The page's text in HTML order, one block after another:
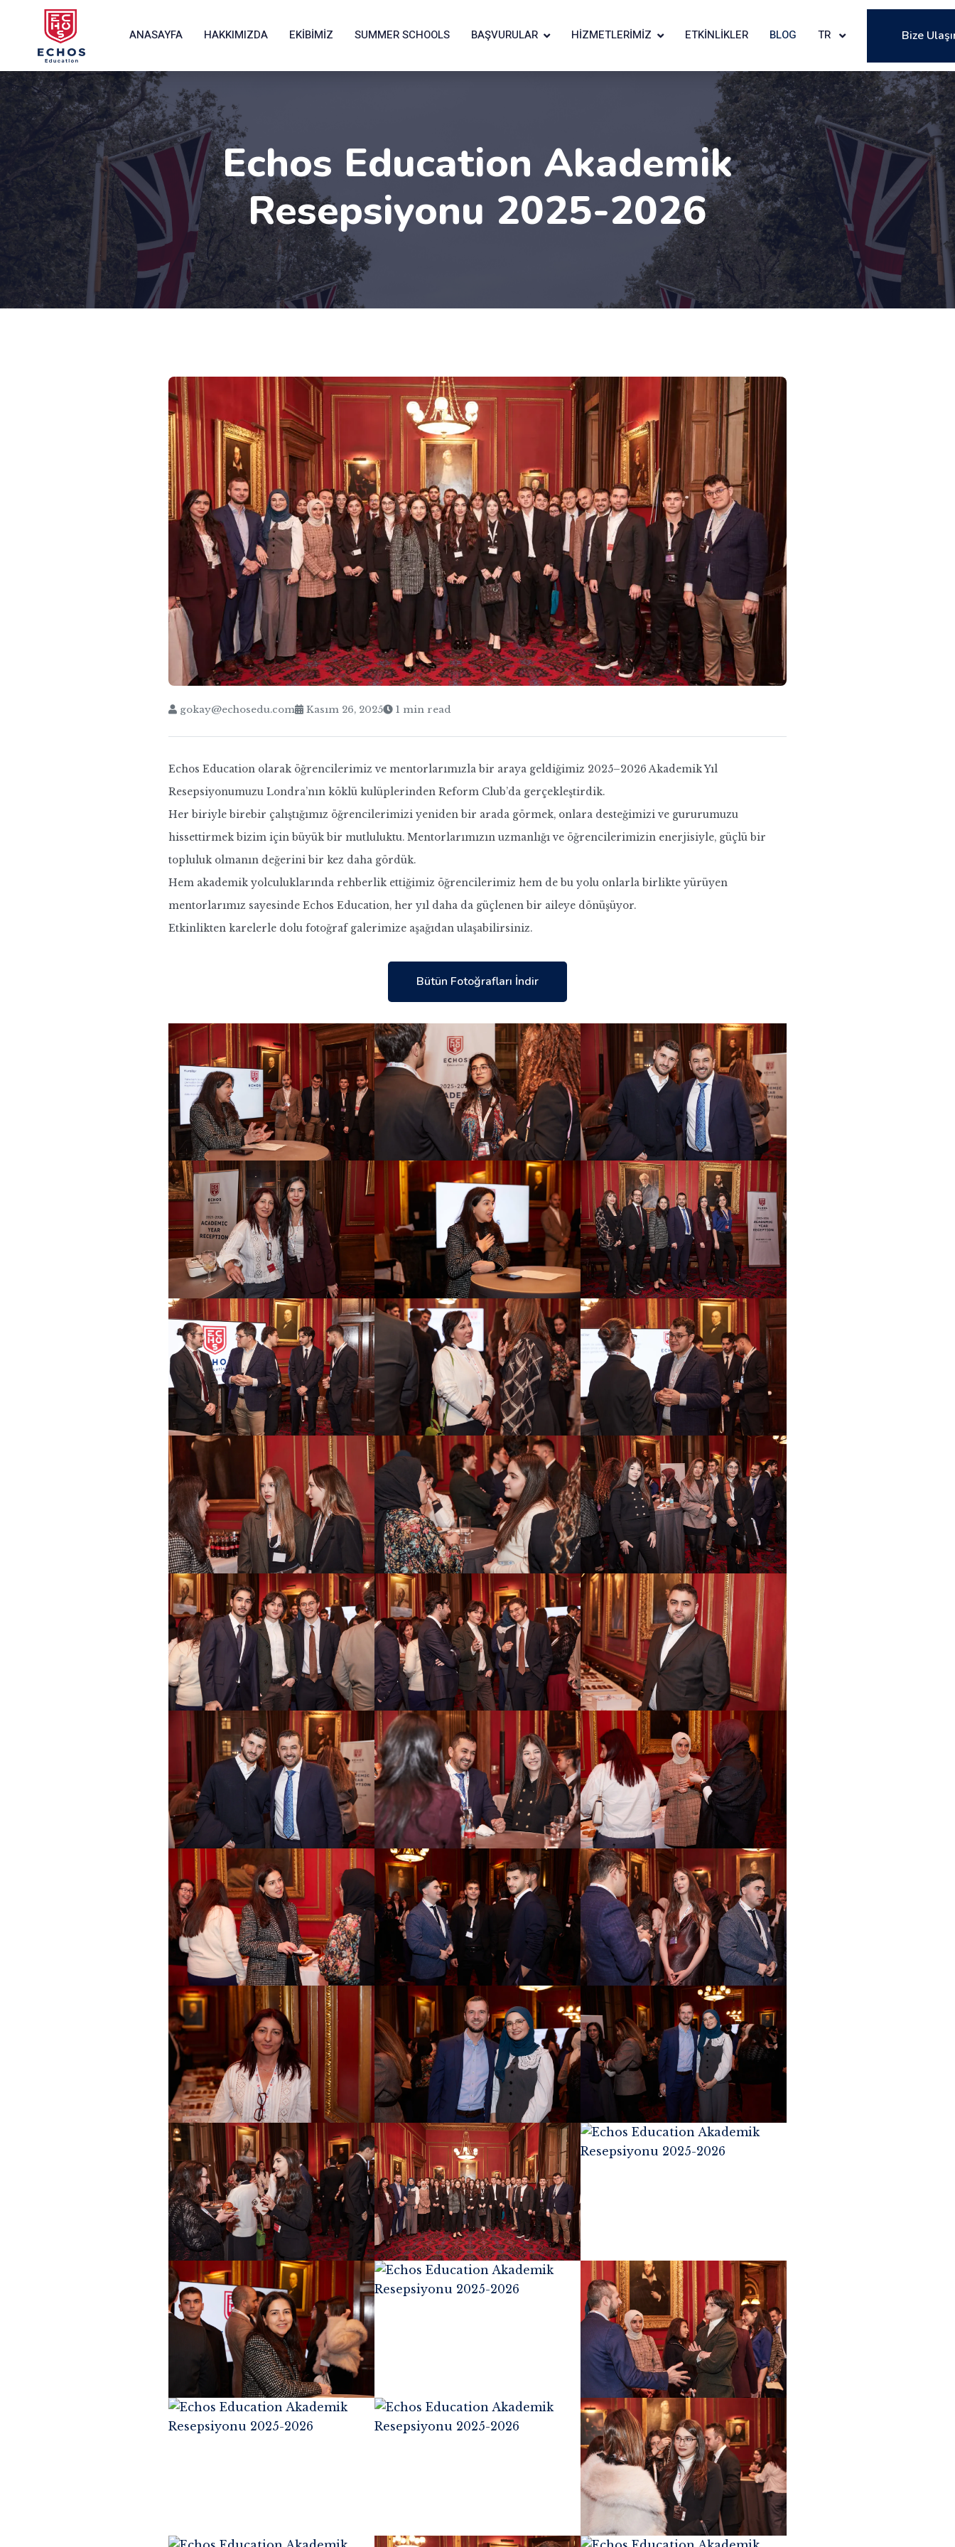
ANASAYFA HAKKIMIZDA EKIBIMIZ SUMMER SCHOOLS BAŞVURULAR HIZMETLERIMIZ ETKINLIKLER BLOG TR Bize
Echos Education Akademik
Resepsiyonu 2025-2026
gokay@echosedu.com Kasım 26, 2025 1 min read
Echos Education olarak öğrencilerimiz ve mentorlarımızla bir araya geldiğimiz 2025–2026 Akademik Yıl
Resepsiyonumuzu Londra’nın köklü kulüplerinden Reform Club’da gerçekleştirdik.
Her biriyle birebir çalıştığımız öğrencilerimizi yeniden bir arada görmek, onlara desteğimizi ve gururumuzu
hissettirmek bizim için büyük bir mutluluktu. Mentorlarımızın uzmanlığı ve öğrencilerimizin enerjisiyle, güçlü bir
topluluk olmanın değerini bir kez daha gördük.
Hem akademik yolculuklarında rehberlik ettiğimiz öğrencilerimiz hem de bu yolu onlarla birlikte yürüyen
mentorlarımız sayesinde Echos Education, her yıl daha da güçlenen bir aileye dönüşüyor.
Etkinlikten karelerle dolu fotoğraf galerimize aşağıdan ulaşabilirsiniz.
Bütün Fotoğrafları İndir